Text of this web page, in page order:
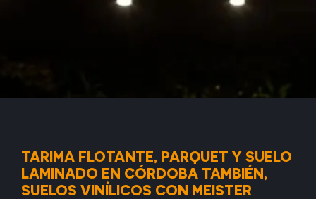
TARIMA FLOTANTE, PARQUET Y SUELO
LAMINADO EN CÓRDOBA TAMBIÉN,
SUELOS VINÍLICOS CON MEISTER